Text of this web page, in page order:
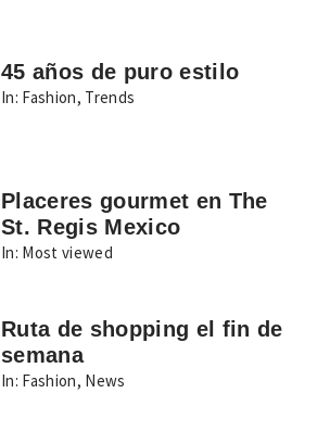
45 años de puro estilo
In: Fashion, Trends
Placeres gourmet en The
St. Regis Mexico
In: Most viewed
Ruta de shopping el fin de
semana
In: Fashion, News